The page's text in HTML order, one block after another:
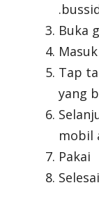
Buka
Tap
yang
mobil
Pakai
Selesai